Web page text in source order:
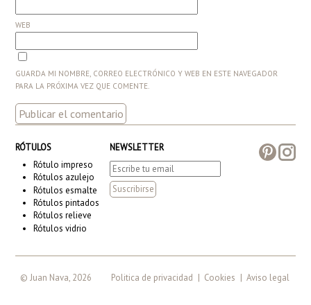
WEB
GUARDA MI NOMBRE, CORREO ELECTRÓNICO Y WEB EN ESTE NAVEGADOR
PARA LA PRÓXIMA VEZ QUE COMENTE.
RÓTULOS
Rótulo impreso
Rótulos azulejo
Rótulos esmalte
Rótulos pintados
Rótulos relieve
Rótulos vidrio
NEWSLETTER
© Juan Nava, 2026 Politica de privacidad | Cookies | Aviso legal